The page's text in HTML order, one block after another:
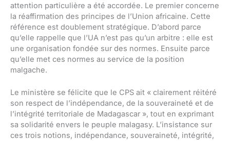
attention particulière a été accordée. Le premier concerne
la réaffirmation des principes de l’Union africaine. Cette
référence est doublement stratégique. D’abord parce
qu’elle rappelle que l’UA n’est pas qu’un arbitre : elle est
une organisation fondée sur des normes. Ensuite parce
qu’elle met ces normes au service de la position
malgache.
Le ministère se félicite que le CPS ait « clairement réitéré
son respect de l’indépendance, de la souveraineté et de
l’intégrité territoriale de Madagascar », tout en exprimant
sa solidarité envers le peuple malagasy. L’insistance sur
ces trois notions, indépendance, souveraineté, intégrité,